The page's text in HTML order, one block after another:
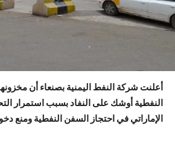
أعلنت شركة النفط اليمنية بصنعاء أن
النفطية أوشك على النفاد بسبب استمرار
الإماراتي في احتجاز السفن النفطية ومنع